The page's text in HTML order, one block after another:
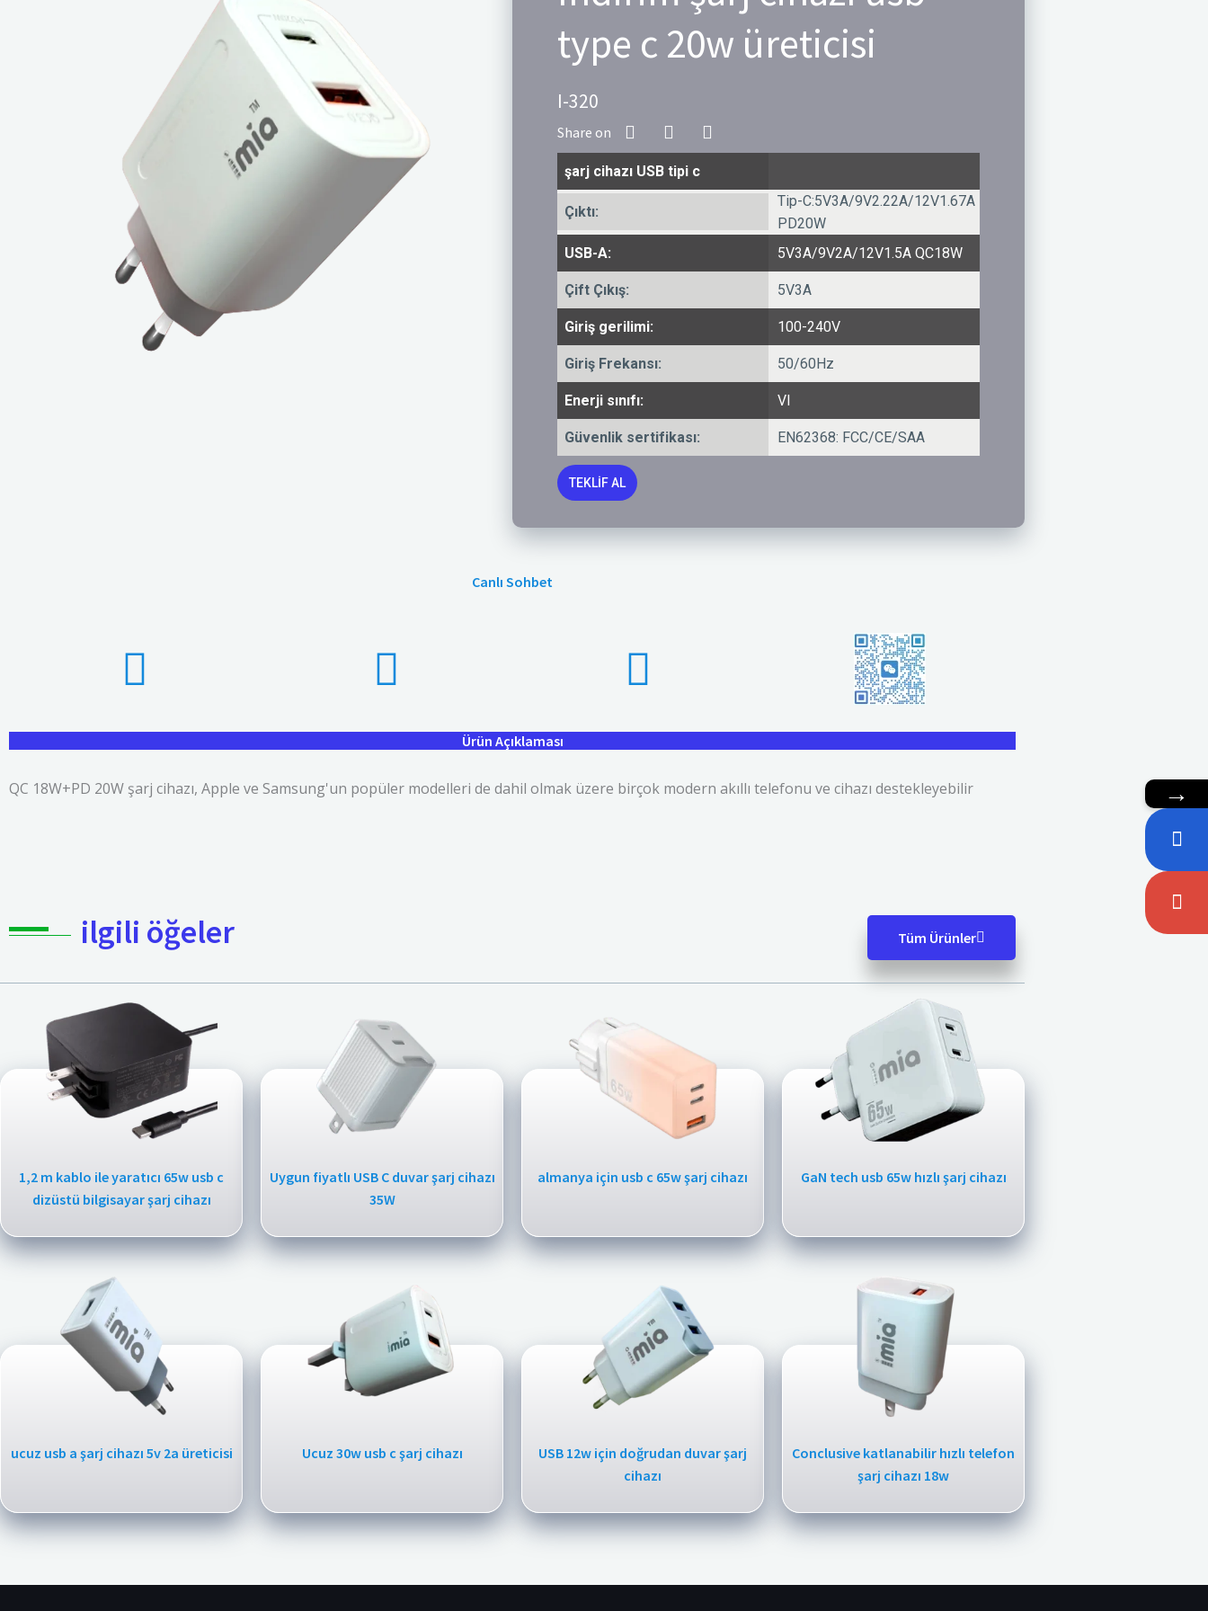
type c 20w üreticisi
I-320
şarj cihazı USB tipi c
Çıktı:
Tip-C:5V3A/9V2.22A/12V1.67A
PD20W
USB-A:
5V3A/9V2A/12V1.5A QC18W
Çift Çıkış: 5V3A
Giriş gerilimi: 100-240V
Giriş Frekansı: 50/60Hz
Enerji sınıfı: VI
Güvenlik sertifikası: EN62368: FCC/CE/SAA
TEKLIF AL
Canlı Sohbet
Ürün Açıklaması
QC 18W+PD 20W şarj cihazı, Apple ve Samsung'un popüler modelleri de dahil olmak üzere birçok modern akıllı telefonu ve cihazı destekleyebilir
ilgili öğeler Tüm Ürünler
1,2 m kablo ile yaratıcı 65w usb c
dizüstü bilgisayar şarj cihazı
Uygun fiyatlı USB C duvar şarj cihazı
35W
almanya için usb c 65w şarj cihazı GaN tech usb 65w hızlı şarj cihazı
ucuz usb a şarj cihazı 5v 2a üreticisi Ucuz 30w usb c şarj cihazı
USB 12w için doğrudan duvar şarj
cihazı
Conclusive katlanabilir hızlı telefon
şarj cihazı 18w
→